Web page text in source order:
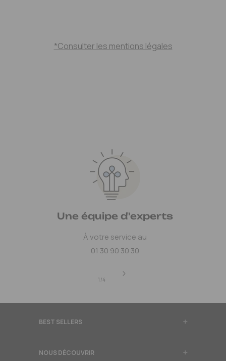
*Consulter les mentions légales
Une équipe d'experts
À votre service au
01 30 90 30 30
1 /de
4
BEST SELLERS
NOUS DÉCOUVRIR